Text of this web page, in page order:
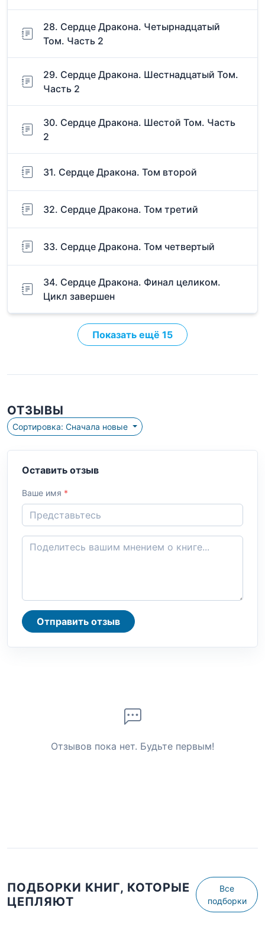
28. Сердце Дракона. Четырнадцатый
Том. Часть 2
29. Сердце Дракона. Шестнадцатый Том.
Часть 2
30. Сердце Дракона. Шестой Том. Часть
2
31. Сердце Дракона. Том второй
32. Сердце Дракона. Том третий
33. Сердце Дракона. Том четвертый
34. Сердце Дракона. Финал целиком.
Цикл завершен
Показать ещё 15
ОТЗЫВЫ
Сортировка: Сначала новые
Оставить отзыв
Ваше имя *
Отправить отзыв
Отзывов пока нет. Будьте первым!
ПОДБОРКИ КНИГ, КОТОРЫЕ
ЦЕПЛЯЮТ
Все
подборки